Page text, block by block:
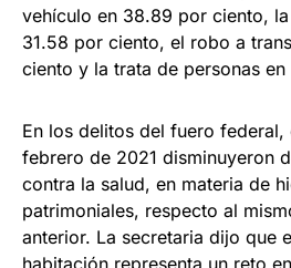
vehículo en 38.89 por ciento,
31.58 por ciento, el robo a
ciento y la trata de personas
En los delitos del fuero
febrero de 2021 disminuyeron
contra la salud, en materia de
patrimoniales, respecto al
anterior. La secretaria dijo que
habitación representa un reto